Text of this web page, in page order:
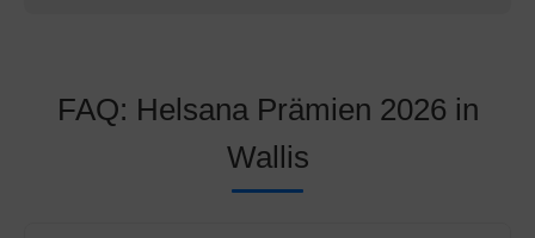
FAQ: Helsana Prämien 2026 in
Wallis